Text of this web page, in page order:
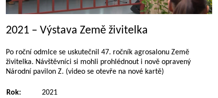
2021 – Výstava Země živitelka
Po roční odmlce se uskutečnil 47. ročník agrosalonu Země
živitelka. Návštěvníci si mohli prohlédnout i nově opravený
Národní pavilon Z. (video se otevře na nové kartě)
Rok:
2021